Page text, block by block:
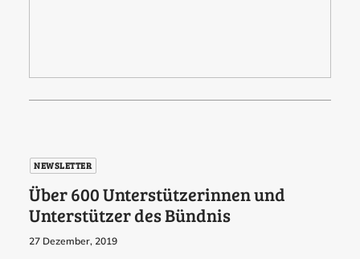
NEWSLETTER
Über 600 Unterstützerinnen und
Unterstützer des Bündnis
27 Dezember, 2019